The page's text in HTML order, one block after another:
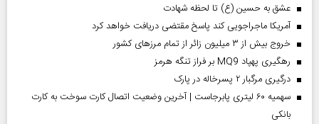
عشق به حسین (ع) تا لحظه شهادت
آمریکا ماجراجویی کند پاسخ مقتضی دریافت خواهد کرد
خروج بیش از ۳ میلیون زائر از تمام مرز‌های کشور
رهگیری پهپاد MQ9 بر فراز تنگه هرمز
درگیری مرگبار ۲ پسرخاله در پارک
سهمیه ۶۰ لیتری پابرجاست | آخرین وضعیت اتصال کارت سوخت به کارت
بانکی